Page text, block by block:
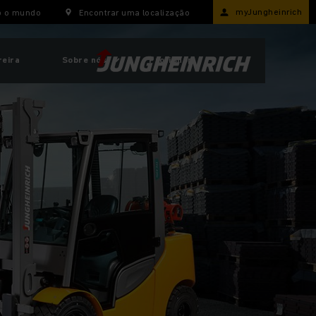
o mundo Encontrar uma localização myJungheinrich
Sobre nós ProfiShop